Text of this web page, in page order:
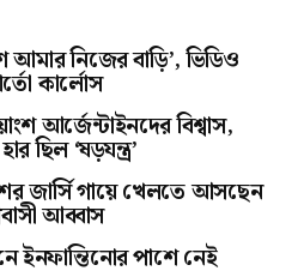
আমার নিজের বাড়ি’, ভিডিও
কার্লোস
আর্জেন্টাইনদের বিশ্বাস,
ছিল ‘ষড়যন্ত্র’
জার্সি গায়ে খেলতে আসছেন
আব্বাস
ইনফান্তিনোর পাশে নেই